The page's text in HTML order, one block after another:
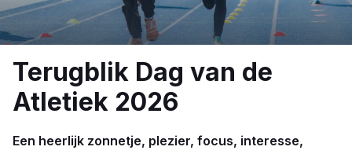
Terugblik Dag van de
Atletiek 2026
Een heerlijk zonnetje, plezier, focus, interesse,